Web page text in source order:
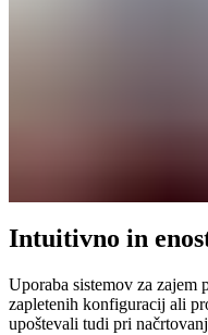
Intuitivno in
Uporaba sistemov za zajem
zapletenih konfiguracij ali
upoštevali tudi pri